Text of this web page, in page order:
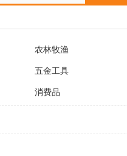
农林牧渔
五金工具
消费品